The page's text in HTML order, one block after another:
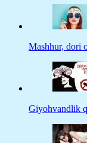
Mashhur, dori
Giyohvandlik